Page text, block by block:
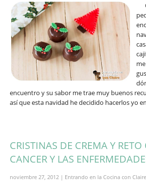
encuentro y su sabor me trae muy buenos
así que esta navidad he decidido hacerlos yo
CRISTINAS DE CREMA Y
CANCER Y LAS
noviembre 27, 2012 | Entrando en la Cocina con